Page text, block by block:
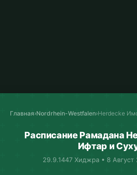
Главная›Nordrhein-Westfalen›Herdecke
Расписание Рамадана
Ифтар и
29.9.1447 Хиджра • 8 Август